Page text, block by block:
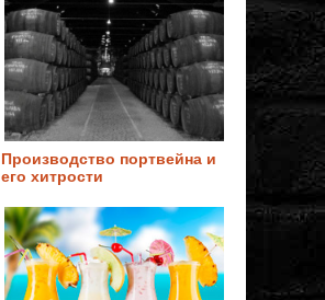
Производство портвейна и
его хитрости